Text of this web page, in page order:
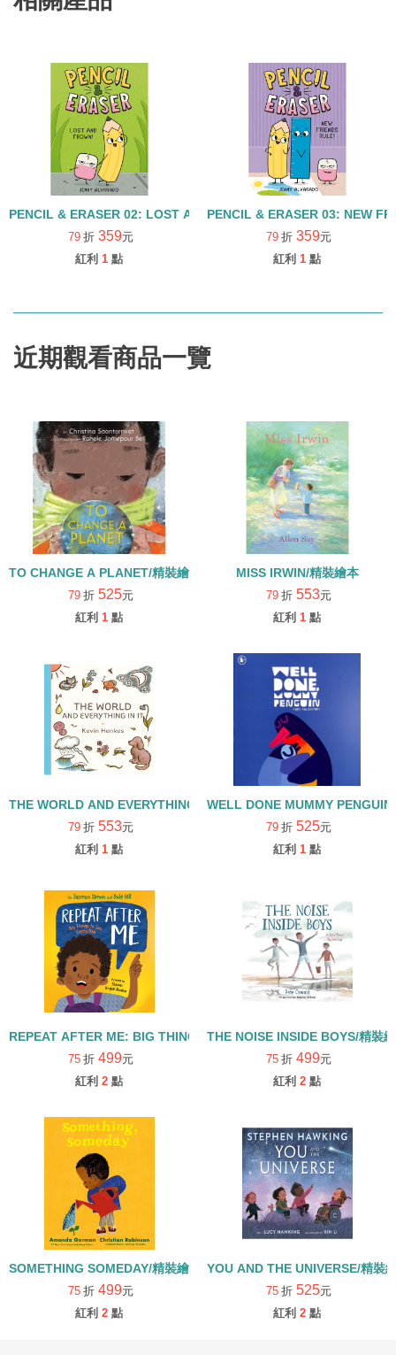
PENCIL & ERASER 02: LOST AND FROWN/精裝
79 折 359元
紅利 1 點
PENCIL & ERASER 03: NEW
79 折 359元
紅利 1 點
近期觀看商品一覽
TO CHANGE A PLANET/精裝繪本
79 折 525元
紅利 1 點
MISS IRWIN/精裝繪本
79 折 553元
紅利 1 點
THE WORLD AND EVERYTHING IN IT/精裝繪本
79 折 553元
紅利 1 點
WELL DONE MUMMY
79 折 525元
紅利 1 點
REPEAT AFTER ME: BIG THINGS TO SAY EVERY DAY/精裝繪本
75 折 499元
紅利 2 點
THE NOISE INSIDE BOYS/精裝
75 折 499元
紅利 2 點
SOMETHING SOMEDAY/精裝繪本
75 折 499元
紅利 2 點
YOU AND THE UNIVERSE/精裝
75 折 525元
紅利 2 點